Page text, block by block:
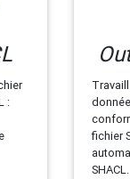
:
fichier
SHACL.